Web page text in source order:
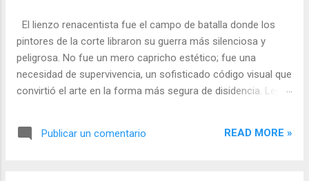
El lienzo renacentista fue el campo de batalla donde los
pintores de la corte libraron su guerra más silenciosa y
peligrosa. No fue un mero capricho estético; fue una
necesidad de supervivencia, un sofisticado código visual que
convirtió el arte en la forma más segura de disidencia. Lejos
artistas eran agentes dobles, equilibrando su necesidad de
mecenazgo real con la obligación de preservar su integridad
Publicar un comentario READ MORE »